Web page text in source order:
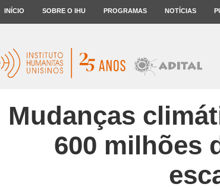
INÍCIO SOBRE O IHU PROGRAMAS NOTÍCIAS
Mudanças
600 milhões